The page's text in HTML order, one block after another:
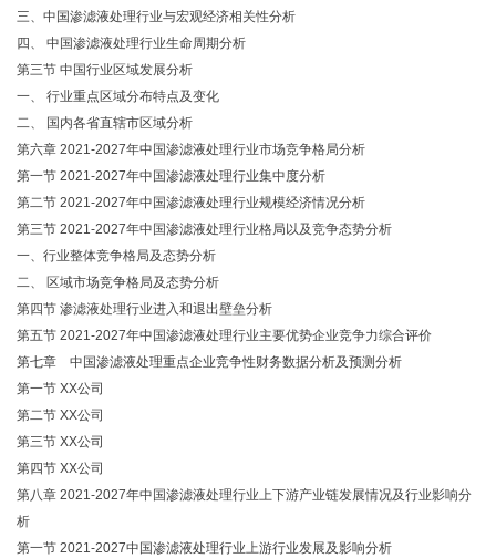
三、中国渗滤液处理行业与宏观经济相关性分析
四、 中国渗滤液处理行业生命周期分析
第三节 中国行业区域发展分析
一、 行业重点区域分布特点及变化
二、 国内各省直辖市区域分析
第六章 2021-2027年中国渗滤液处理行业市场竞争格局分析
第一节 2021-2027年中国渗滤液处理行业集中度分析
第二节 2021-2027年中国渗滤液处理行业规模经济情况分析
第三节 2021-2027年中国渗滤液处理行业格局以及竞争态势分析
一、行业整体竞争格局及态势分析
二、 区域市场竞争格局及态势分析
第四节 渗滤液处理行业进入和退出壁垒分析
第五节 2021-2027年中国渗滤液处理行业主要优势企业竞争力综合评价
第七章 中国渗滤液处理重点企业竞争性财务数据分析及预测分析
第一节 XX公司
第二节 XX公司
第三节 XX公司
第四节 XX公司
第八章 2021-2027年中国渗滤液处理行业上下游产业链发展情况及行业影响分
析
第一节 2021-2027中国渗滤液处理行业上游行业发展及影响分析